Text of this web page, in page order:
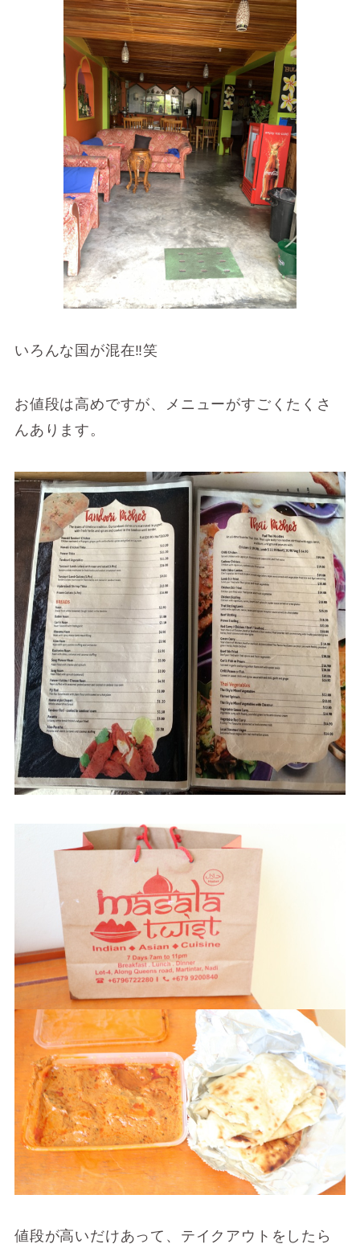
いろんな国が混在‼笑
お値段は高めですが、メニューがすごくたくさ
んあります。
値段が高いだけあって、テイクアウトをしたら